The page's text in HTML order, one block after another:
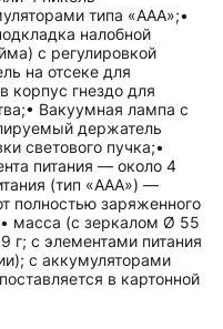
типа «AAA»;•
налобной
с регулировкой
на отсеке для
корпус гнездо для
Вакуумная лампа с
держатель
светового пучка;•
питания — около 4
(тип «AAA») —
полностью заряженного
масса (с зеркалом Ø 55
г; с элементами питания
с аккумуляторами
в картонной